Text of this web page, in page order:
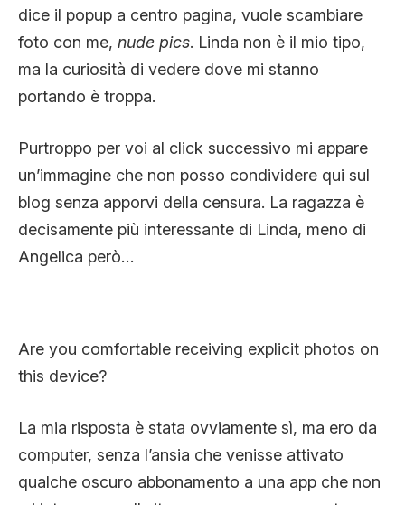
dice il popup a centro pagina, vuole scambiare
foto con me, nude pics. Linda non è il mio tipo,
ma la curiosità di vedere dove mi stanno
portando è troppa.
Purtroppo per voi al click successivo mi appare
un’immagine che non posso condividere qui sul
blog senza apporvi della censura. La ragazza è
decisamente più interessante di Linda, meno di
Angelica però…
Are you comfortable receiving explicit photos on
this device?
La mia risposta è stata ovviamente sì, ma ero da
computer, senza l’ansia che venisse attivato
qualche oscuro abbonamento a una app che non